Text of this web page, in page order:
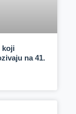
koji
na 41.